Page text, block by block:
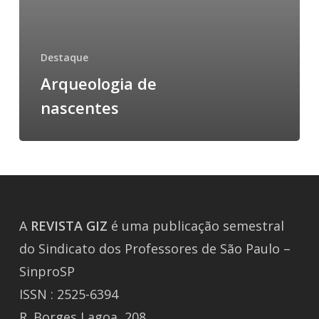
Destaque
Arqueologia de
nascentes
A REVISTA GIZ é uma publicação semestral
do Sindicato dos Professores de São Paulo –
SinproSP
ISSN : 2525-6394